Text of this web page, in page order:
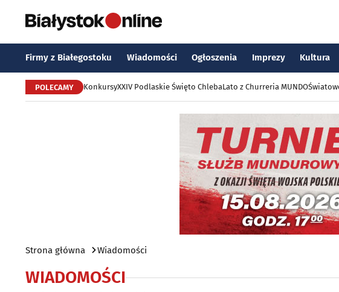
Firmy z Białegostoku Wiadomości Ogłoszenia Imprezy Kultura
POLECAMY KonkursyXXIV Podlaskie Święto ChlebaLato z Churreria MUNDO
Strona główna Wiadomości
WIADOMOŚCI